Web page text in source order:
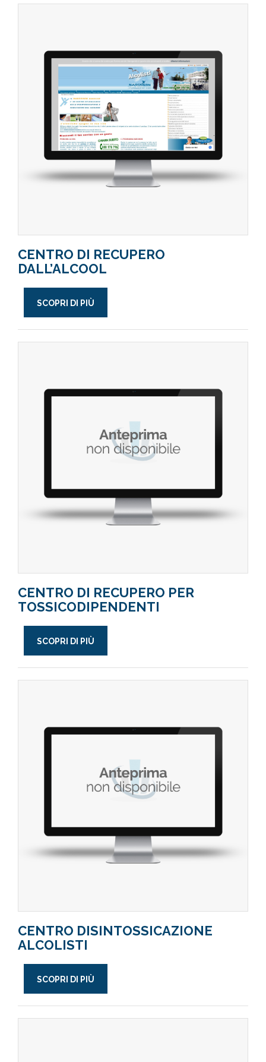
CENTRO DI RECUPERO
DALL’ALCOOL
SCOPRI DI PIÙ
CENTRO DI RECUPERO PER
TOSSICODIPENDENTI
SCOPRI DI PIÙ
CENTRO DISINTOSSICAZIONE
ALCOLISTI
SCOPRI DI PIÙ